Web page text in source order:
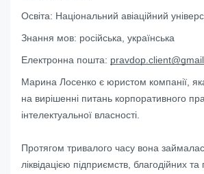
Освіта: Національний авіаційний
Знання мов: російська, українська
Електронна пошта:
Марина Лосенко є юристом компанії, яка
на вирішенні питань корпоративного
інтелектуальної власності.
Протягом тривалого часу вона
ліквідацією підприємств, благодійних